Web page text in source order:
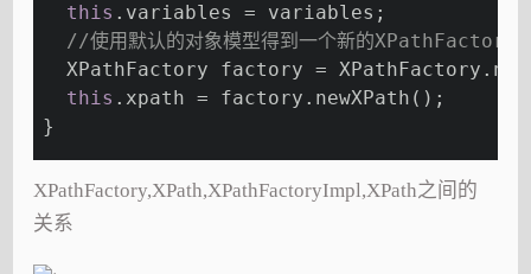
this .variables = variables;
//使用默认的对象模型得到一个新的XPathFactory
XPathFactory factory =
this .xpath = factory.newXPath();
}
XPathFactory,XPath,XPathFactoryImpl,XPath之间的
关系